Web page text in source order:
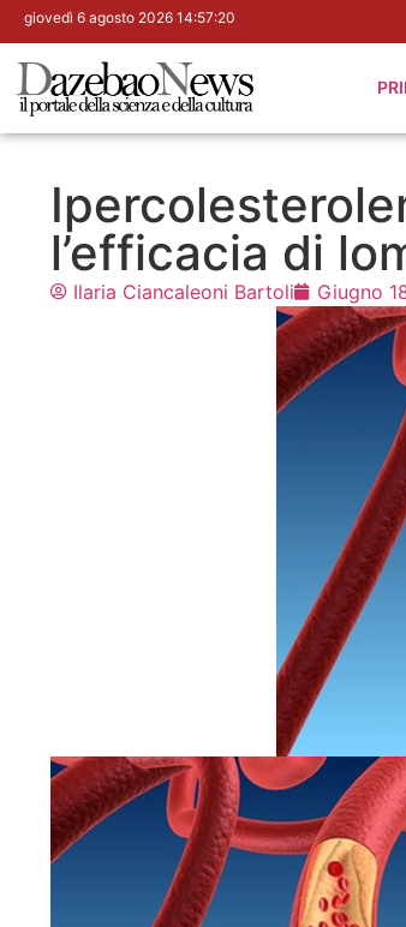
giovedì 6 agosto 2026 14:57:21
l’efficacia di
Ilaria Ciancaleoni Bartoli Giugno